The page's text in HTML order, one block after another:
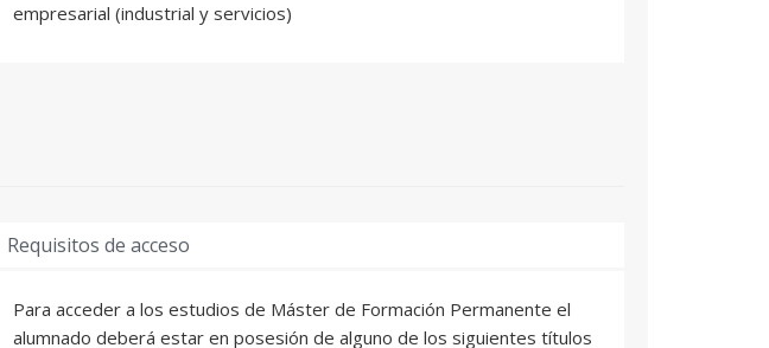
empresarial (industrial y servicios)
Requisitos de acceso
Para acceder a los estudios de Máster de Formación Permanente el
alumnado deberá estar en posesión de alguno de los siguientes títulos